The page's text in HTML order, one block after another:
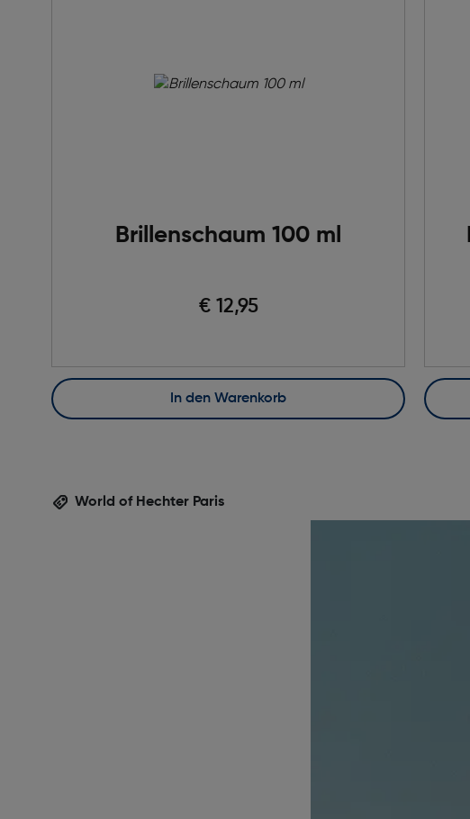
Brillenschaum 100 ml
€ 12,95
In den Warenkorb
World of Hechter Paris